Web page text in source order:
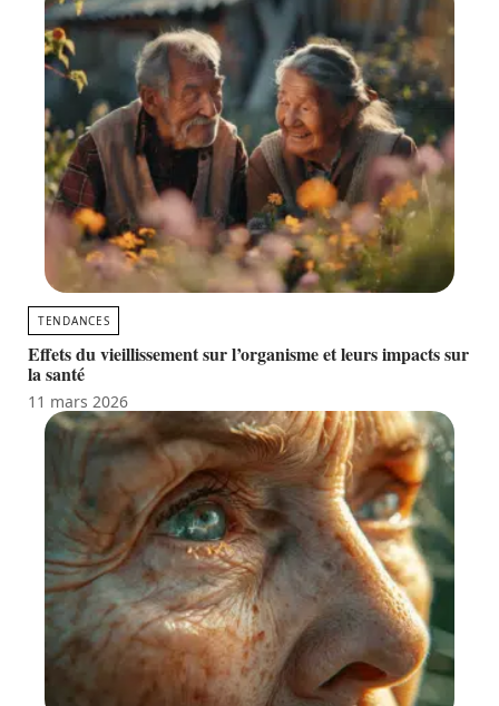
TENDANCES
Effets du vieillissement sur l’organisme et leurs impacts sur
la santé
11 mars 2026